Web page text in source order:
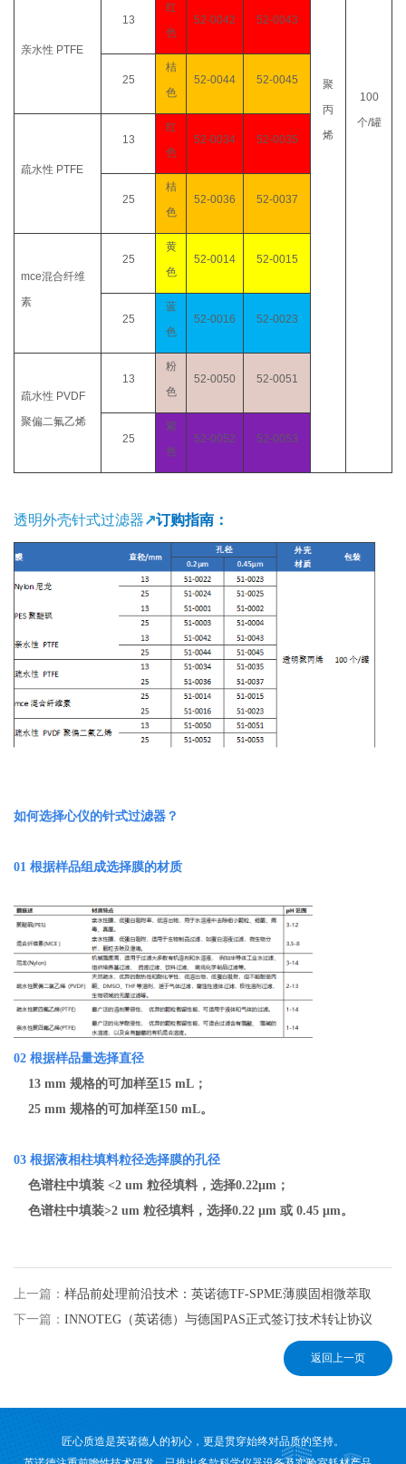
聚
丙
烯
100
个/罐
亲水性 PTFE
13
红
色
52-0042 52-0043
25
桔
色
52-0044 52-0045
疏水性 PTFE
13
红
色
52-0034 52-0035
25
桔
色
52-0036 52-0037
mce混合纤维
素
25
黄
色
52-0014 52-0015
25
蓝
色
52-0016 52-0023
疏水性 PVDF
聚偏二氟乙烯
13
粉
色
52-0050 52-0051
25
紫
色
52-0052 52-0053
透明外壳针式过滤器↗订购指南：
如何选择心仪的针式过滤器？
01 根据样品组成选择膜的材质
02 根据样品量选择直径
13 mm 规格的可加样至15 mL ；
25 mm 规格的可加样至150 mL。
03 根据液相柱填料粒径选择膜的孔径
色谱柱中填装 <2 um 粒径填料，选择0.22μm ；
色谱柱中填装>2 um 粒径填料，选择0.22 μm 或 0.45 μm。
上一篇： 样品前处理前沿技术：英诺德TF-SPME薄膜固相微萃取
下一篇： INNOTEG（英诺德）与德国PAS正式签订技术转让协议
返回上一页
匠心质造是英诺德人的初心，更是贯穿始终对品质的坚持。